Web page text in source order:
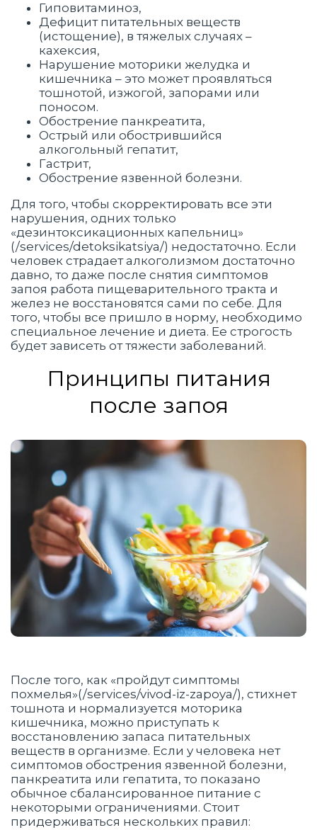
Гиповитаминоз,
Дефицит питательных веществ
(истощение), в тяжелых случаях –
кахексия,
Нарушение моторики желудка и
кишечника – это может проявляться
тошнотой, изжогой, запорами или
поносом.
Обострение панкреатита,
Острый или обострившийся
алкогольный гепатит,
Гастрит,
Обострение язвенной болезни.
Для того, чтобы скорректировать все эти
нарушения, одних только
«дезинтоксикационных капельниц»
(/services/detoksikatsiya/) недостаточно. Если
человек страдает алкоголизмом достаточно
давно, то даже после снятия симптомов
запоя работа пищеварительного тракта и
желез не восстановятся сами по себе. Для
того, чтобы все пришло в норму, необходимо
специальное лечение и диета. Ее строгость
будет зависеть от тяжести заболеваний.
Принципы питания
после запоя
После того, как «пройдут симптомы
похмелья»(/services/vivod-iz-zapoya/), стихнет
тошнота и нормализуется моторика
кишечника, можно приступать к
восстановлению запаса питательных
веществ в организме. Если у человека нет
симптомов обострения язвенной болезни,
панкреатита или гепатита, то показано
обычное сбалансированное питание с
некоторыми ограничениями. Стоит
придерживаться нескольких правил: